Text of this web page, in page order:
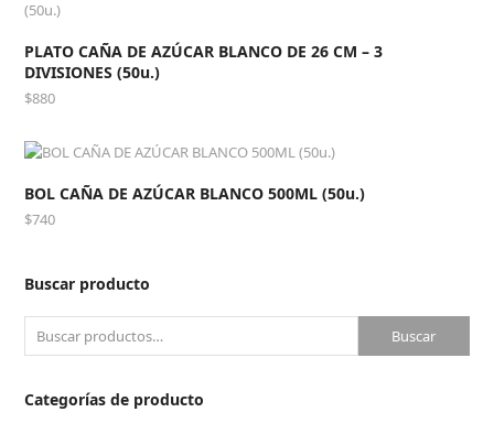
PLATO CAÑA DE AZÚCAR BLANCO DE 26 CM – 3
DIVISIONES (50u.)
$880
BOL CAÑA DE AZÚCAR BLANCO 500ML (50u.)
$740
Buscar producto
Buscar
Categorías de producto